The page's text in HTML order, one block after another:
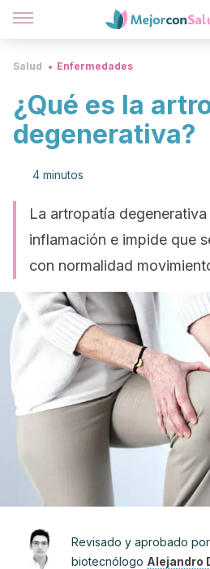
Salud Enfermedades
¿Qué es la
degenerativa?
4 minutos
La artropatía
inflamación e impide que
con normalidad
Revisado y aprobado
biotecnólogo Alejandro